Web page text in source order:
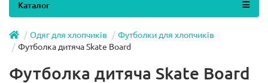
Каталог
Одяг для хлопчиків
Футболки для хлопчиків
Футболка дитяча Skate Board
Футболка дитяча Skate Board